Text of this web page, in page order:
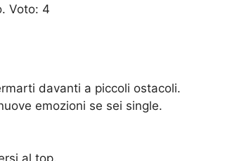
Voto: 4
davanti a piccoli ostacoli.
emozioni se sei single.
al top.